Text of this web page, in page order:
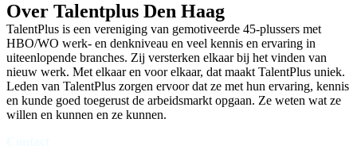
Over Talentplus Den Haag
TalentPlus is een vereniging van gemotiveerde 45-plussers met
HBO/WO werk- en denkniveau en veel kennis en ervaring in
uiteenlopende branches. Zij versterken elkaar bij het vinden van
nieuw werk. Met elkaar en voor elkaar, dat maakt TalentPlus uniek.
Leden van TalentPlus zorgen ervoor dat ze met hun ervaring, kennis
en kunde goed toegerust de arbeidsmarkt opgaan. Ze weten wat ze
willen en kunnen en ze kunnen.